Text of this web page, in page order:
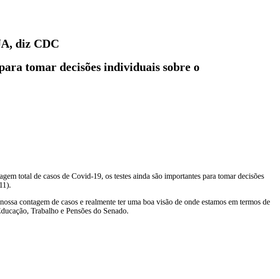
diz CDC
tomar decisões individuais sobre o
total de casos de Covid-19, os testes ainda são importantes para tomar decisões
contagem de casos e realmente ter uma boa visão de onde estamos em termos de
Trabalho e Pensões do Senado.